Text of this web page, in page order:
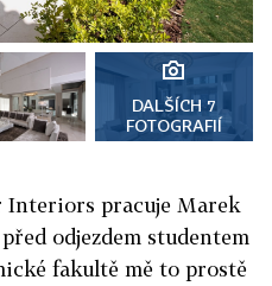
DALŠÍCH 7
FOTOGRAFIÍ
Interiors pracuje Marek
odjezdem studentem
fakultě mě to prostě